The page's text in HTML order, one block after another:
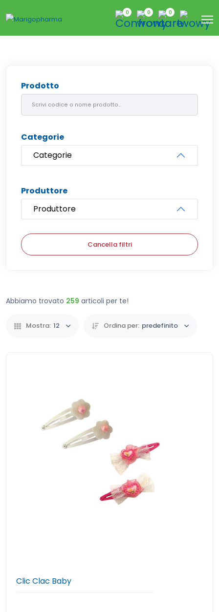
0 0 0
Prodotto
Categorie
Categorie
Produttore
Produttore
Cancella filtri
Abbiamo trovato 259 articoli per te!
Mostra: 12 Ordina per: predefinito
Clic Clac Baby